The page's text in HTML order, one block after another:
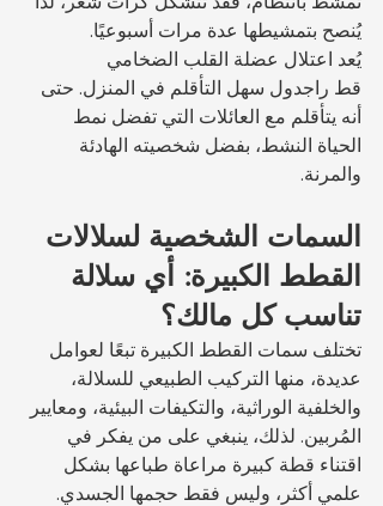
يُنصح بتمشيطها عدة مرات أسبوعيًا.
يُعد اعتلال عضلة القلب الضخامي
قط راجدول سهل التأقلم في المنزل. حتى
أنه يتأقلم مع العائلات التي تفضل نمط
الحياة النشط، بفضل شخصيته الهادئة
والمرنة.
السمات الشخصية لسلالات
القطط الكبيرة: أي سلالة
تناسب كل مالك؟
تختلف سمات القطط الكبيرة تبعًا لعوامل
عديدة، منها التركيب الطبيعي للسلالة،
والخلفية الوراثية، والتكيفات البيئية، ومعايير
المُربين. لذلك، ينبغي على من يفكر في
اقتناء قطة كبيرة مراعاة طباعها بشكل
علمي أكثر، وليس فقط حجمها الجسدي.